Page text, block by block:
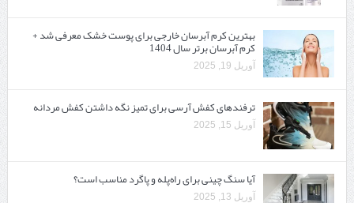
بهترین کرم آبرسان خارجی برای پوست خشک معرفی شد +
کرم آبرسان برتر سال 1404
آوریل 19, 2025
ترفندهای کفش آرسی برای تمیز نگه داشتن کفش مردانه
آوریل 15, 2025
آیا سنگ چینی برای راه‌پله و پاگرد مناسب است؟
آوریل 13, 2025